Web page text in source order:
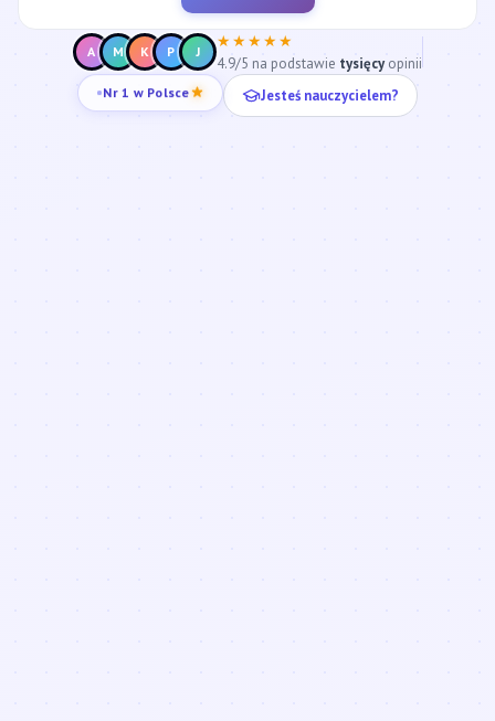
A M K P J
★★★★★
4.9/5 na podstawie tysięcyopinii
Nr 1 w Polsce Jesteś nauczycielem?